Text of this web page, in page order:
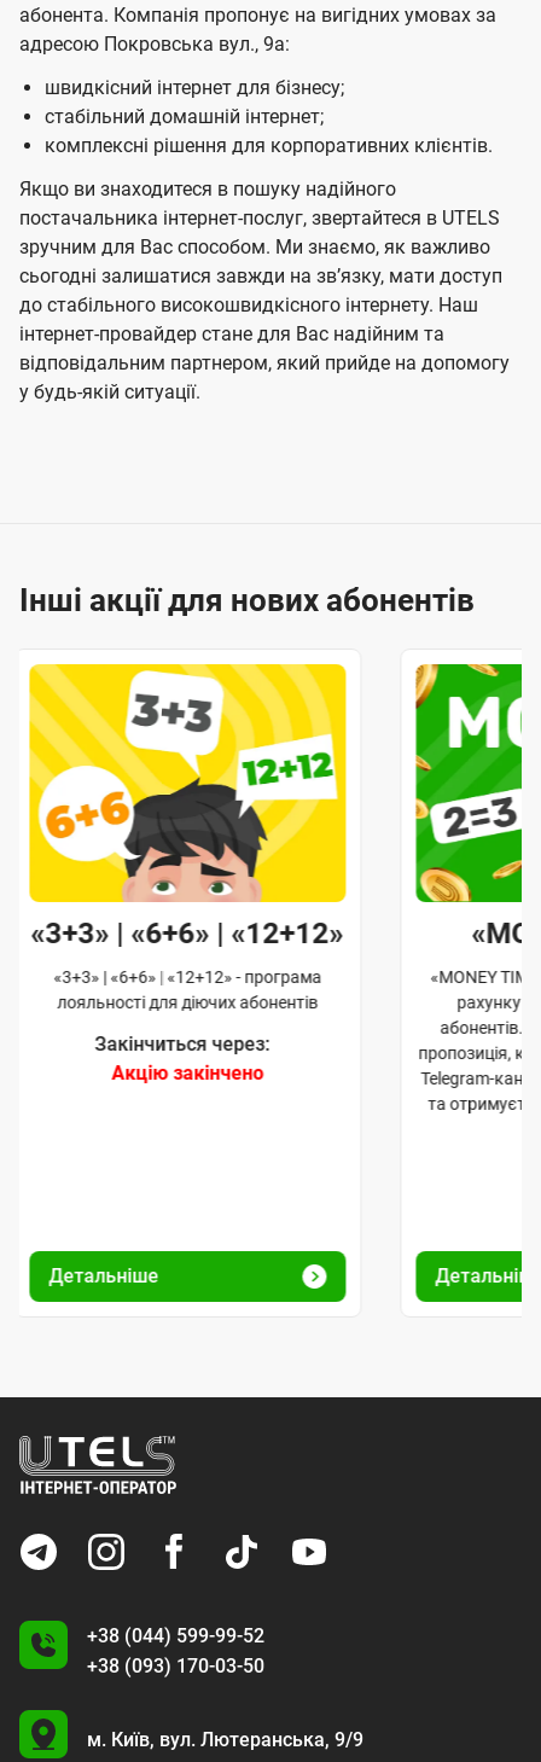
абонента. Компанія пропонує на вигідних умовах за
адресою Покровська вул., 9а:
швидкісний інтернет для бізнесу;
стабільний домашній інтернет;
комплексні рішення для корпоративних клієнтів.
Якщо ви знаходитеся в пошуку надійного
постачальника інтернет-послуг, звертайтеся в UTELS
зручним для Вас способом. Ми знаємо, як важливо
сьогодні залишатися завжди на звʼязку, мати доступ
до стабільного високошвидкісного інтернету. Наш
інтернет-провайдер стане для Вас надійним та
відповідальним партнером, який прийде на допомогу
у будь-якій ситуації.
Інші акції для нових абонентів
«3+3» | «6+6» | «12+12»
«3+3» | «6+6» | «12+12» - програма
лояльності для діючих абонентів
Закінчиться через:
Акцію закінчено
Детальніше
«MONEY
рахунку
абонентів.
пропозиція,
Telegram-
та
+38 (044) 599-99-52
+38 (093) 170-03-50
U
м. Київ, вул. Лютеранська, 9/9